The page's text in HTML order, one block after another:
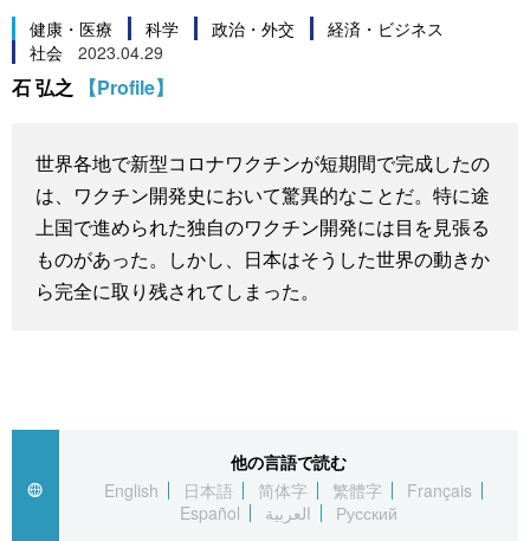
科学・技術
スポーツ・東京2020
Books
Topics
Images
公式SNS
健康・医療 科学 政治・外交
経済・ビジネス
社会
2023.04.29
石 弘之 【Profile】
世界各地で新型コロナワクチンが短期間で完成したの
は、ワクチン開発史において驚異的なことだ。特に途
上国で進められた独自のワクチン開発には目を見張る
ものがあった。しかし、日本はそうした世界の動きか
ら完全に取り残されてしまった。
他の言語で読む
English
日本語 简体字 繁體字
Français
Español
العربية Русский